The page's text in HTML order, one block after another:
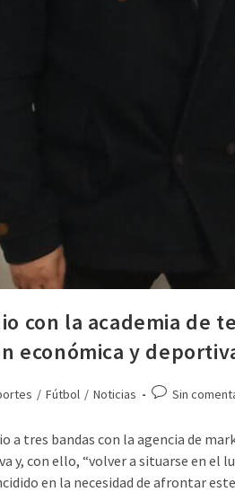
con la academia
económica y
/ Fútbol / Noticias Sin
a tres bandas con la agencia de
con ello, “volver a situarse en el
en la necesidad de afrontar